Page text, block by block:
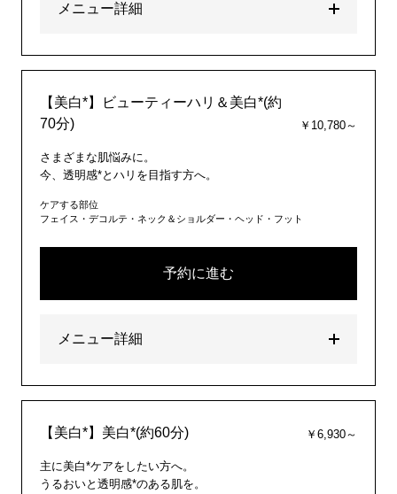
メニュー詳細
【美白*】ビューティーハリ＆美白*(約
70分)
￥10,780～
さまざまな肌悩みに。
今、透明感*とハリを目指す方へ。
ケアする部位
フェイス・デコルテ・ネック＆ショルダー・ヘッド・フット
予約に進む
メニュー詳細
【美白*】美白*(約60分) ￥6,930～
主に美白*ケアをしたい方へ。
うるおいと透明感*のある肌を。